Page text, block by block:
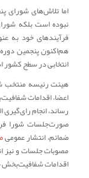
اما تلاش‌های شورای
نبوده است بلکه
فرآیندهای خود به
هم‌اکنون پنجمین
انتخابی در سطح
هیئت رئیسه منتخب
اعضا، اقدامات
رساند، انجام
صورت‌جلسات شورا
ضمائم، انتشار عمومی
مصوبات جلسات و نیز
اقدامات شفافیت‌بخش